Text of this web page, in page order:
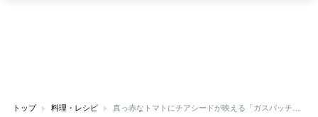
トップ 料理・レシピ